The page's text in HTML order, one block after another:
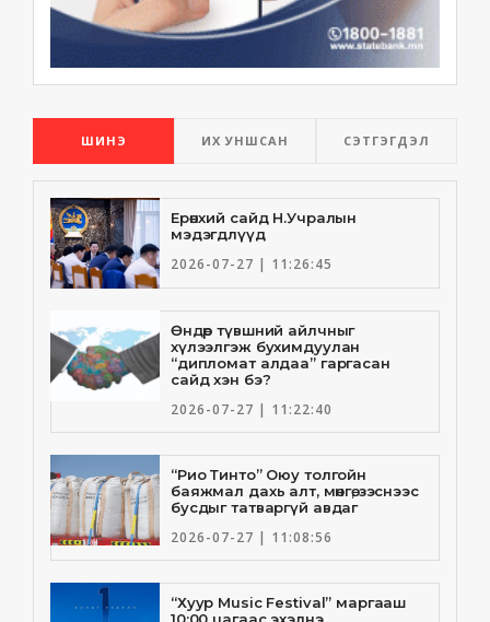
ШИНЭ ИХ УНШСАН СЭТГЭГДЭЛ
Ерөнхий сайд Н.Учралын
мэдэгдлүүд
2026-07-27 | 11:26:45
Өндөр түвшний айлчныг
хүлээлгэж бухимдуулан
“дипломат алдаа” гаргасан
сайд хэн бэ?
2026-07-27 | 11:22:40
“Рио Тинто” Оюу толгойн
баяжмал дахь алт, мөнгө, зэснээс
бусдыг татваргүй авдаг
2026-07-27 | 11:08:56
“Хуур Music Festival” маргааш